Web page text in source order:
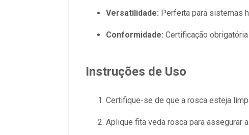
Versatilidade: Perfeita para sistemas
Conformidade: Certificação
Instruções de Uso
Certifique-se de que a rosca esteja
Aplique fita veda rosca para assegurar